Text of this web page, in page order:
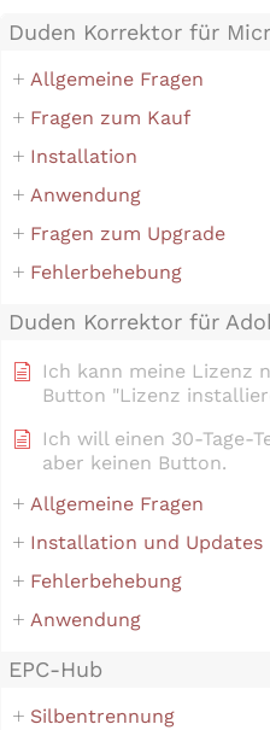
Duden Korrektor für
Allgemeine Fragen
Fragen zum Kauf
Installation
Anwendung
Fragen zum Upgrade
Fehlerbehebung
Duden Korrektor für
Ich kann meine Lizenz
Button "Lizenz
Ich will einen 30-Tage-
aber keinen Button.
Allgemeine Fragen
Installation und Updates
Fehlerbehebung
Anwendung
EPC-Hub
Silbentrennung